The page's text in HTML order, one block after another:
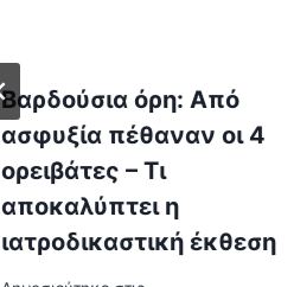
Βαρδούσια όρη: Από
ασφυξία πέθαναν οι 4
ορειβάτες – Τι
αποκαλύπτει η
ιατροδικαστική έκθεση